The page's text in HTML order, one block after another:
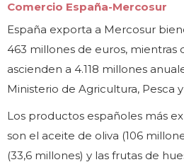
Comercio España-Mercosur
España exporta a Mercosur
463 millones de euros, mientras
ascienden a 4.118 millones
Ministerio de Agricultura, Pesca
Los productos españoles más
son el aceite de oliva (106
(33,6 millones) y las frutas de